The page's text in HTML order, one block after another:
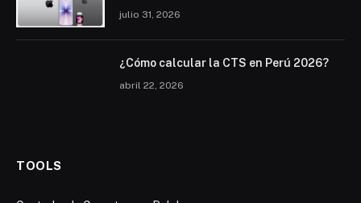
julio 31, 2026
¿Cómo calcular la CTS en Perú 2026?
abril 22, 2026
TOOLS